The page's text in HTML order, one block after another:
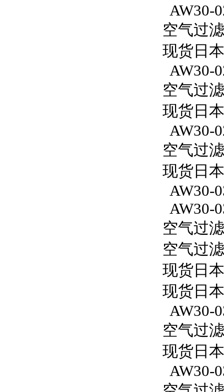
AW30-
空气过
现货日
AW30-
空气过
现货日
AW30-
空气过
现货日
AW30-
AW30-
空气过
空气过
现货日
现货日
AW30-
空气过
现货日
AW30-